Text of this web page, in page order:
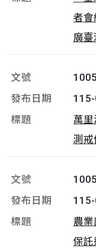
者
廣
萬
測戒
農
保託